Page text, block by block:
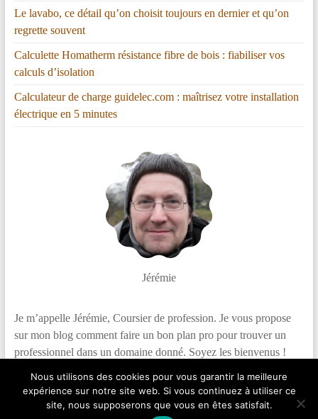
Le lavabo, ce détail qu’on choisit toujours en dernier et qu’on
regrette souvent
Calculette Homatherm résistance fibre de bois : fiabiliser vos
calculs d’isolation
Calculateur de charge guidelec.com : maîtrisez votre installation
électrique en 5 minutes
Jérémie
Je m’appelle Jérémie, Coursier de profession. Je vous propose
sur mon blog comment faire un bon plan pro pour trouver un
professionnel dans un domaine donné. Soyez les bienvenus !
Copyright © 2026 Le Bon Plan des Pros.
Nous utilisons des cookies pour vous garantir la meilleure
expérience sur notre site web. Si vous continuez à utiliser ce
site, nous supposerons que vous en êtes satisfait.